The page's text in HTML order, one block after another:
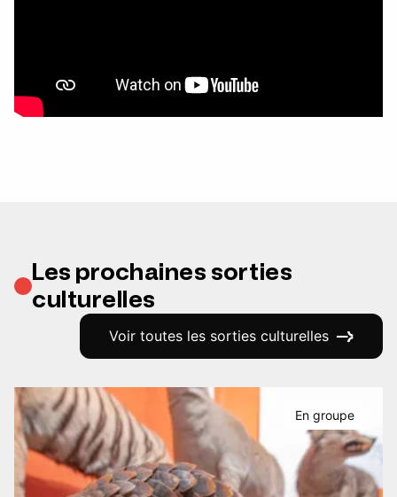
Les prochaines sorties
culturelles
Voir toutes les sorties culturelles
En groupe